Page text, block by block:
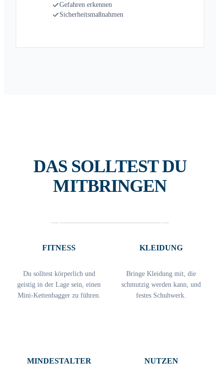
Gefahren erkennen
Sicherheitsmaßnahmen
DAS SOLLTEST DU
MITBRINGEN
1
FITNESS
Du solltest körperlich und
geistig in der Lage sein, einen
Mini-Kettenbagger zu führen.
2
KLEIDUNG
Bringe Kleidung mit, die
schmutzig werden kann, und
festes Schuhwerk.
MINDESTALTER NUTZEN